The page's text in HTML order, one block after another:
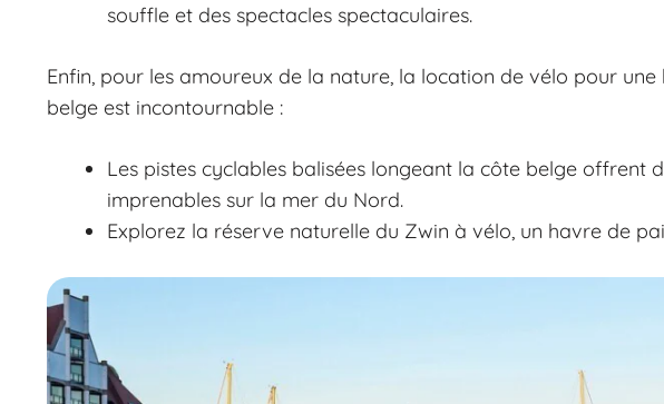
souffle et des spectacles spectaculaires.
Enfin, pour les amoureux de la nature, la location de vélo pour
belge est incontournable :
Les pistes cyclables balisées longeant la côte belge offrent
imprenables sur la mer du Nord.
Explorez la réserve naturelle du Zwin à vélo, un havre de